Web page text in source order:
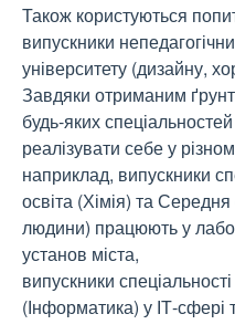
Також користуються
випускники
університету (дизайну,
Завдяки отриманим
будь-яких
реалізувати себе у
наприклад, випускники
освіта (Хімія) та
людини) працюють у
установ міста,
випускники
(Інформатика) у ІТ-сфері